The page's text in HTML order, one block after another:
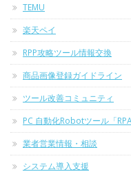
TEMU
楽天ペイ
RPP攻略ツール情報交換
商品画像登録ガイドライン
ツール改善コミュニティ
PC 自動化Robotツール「RPA
業者営業情報・相談
システム導入支援